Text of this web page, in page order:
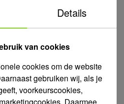
opvoerhoogte : 43 m
€ 372,71
Details
van cookies
cookies om de website
gebruiken wij, als je
voorkeurscookies,
Daarmee